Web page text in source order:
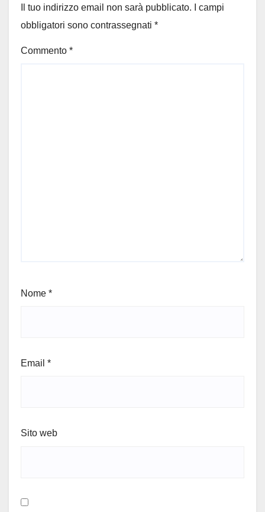
Il tuo indirizzo email non sarà pubblicato.
I campi
obbligatori sono contrassegnati *
Commento *
Nome *
Email *
Sito web